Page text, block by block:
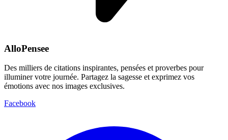
AlloPensee
Des milliers de citations inspirantes, pensées et proverbes pour
illuminer votre journée. Partagez la sagesse et exprimez vos
émotions avec nos images exclusives.
Facebook